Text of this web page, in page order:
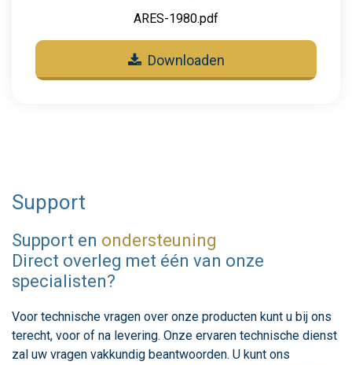
ARES-1980.pdf
Downloaden
Support
Support en ondersteuning
Direct overleg met één van onze
specialisten?
Voor technische vragen over onze producten kunt u bij ons
terecht, voor of na levering. Onze ervaren technische dienst
zal uw vragen vakkundig beantwoorden. U kunt ons